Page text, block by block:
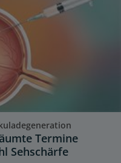
Termine
Sehschärfe